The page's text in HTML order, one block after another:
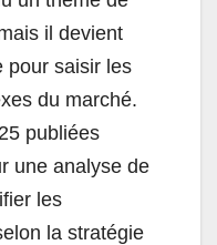
il devient
pour saisir les
du marché.
publiées
une analyse de
les
la stratégie